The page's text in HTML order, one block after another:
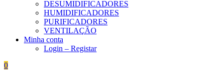
DESUMIDIFICADORES
HUMIDIFICADORES
PURIFICADORES
VENTILAÇÃO
Minha conta
Login – Registar
0